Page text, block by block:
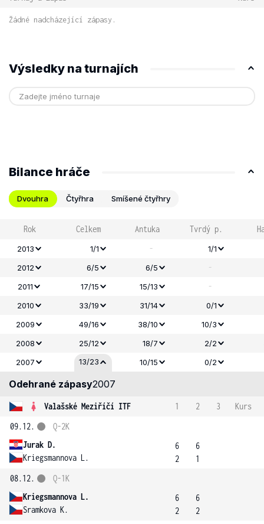
Žádné nadcházející zápasy.
Výsledky na turnajích
Bilance hráče
Dvouhra Čtyřhra Smíšené čtyřhry
Rok Celkem Antuka Tvrdý p.
2013 1/1 -
1/1
2012
6/5 6/5 -
2011 17/15 15/13 -
2010
33/19 31/14 0/1
2009
49/16 38/10
10/3
2008
25/12 18/7 2/2
2007
13/23 10/15 0/2
Odehrané zápasy2007
Valašské Meziříčí ITF 1 2 3
Kurs
09.12.
Jurak D.
Kriegsmannova L.
Q-2K
6
2
6
1
08.12.
Kriegsmannova L.
Sramkova K.
Q-1K
6
2
6
2